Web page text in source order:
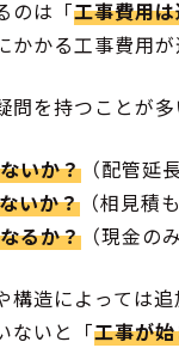
のは「工事費用
かかる工事費用
を持つことが多
いか？ （配管延
いか？ （相見積
るか？ （現金の
構造によっては
ないと「工事が